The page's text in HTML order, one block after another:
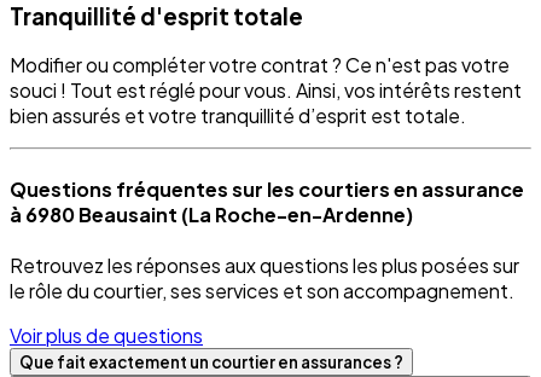
Tranquillité d'esprit totale
Modifier ou compléter votre contrat ? Ce n'est pas votre
souci ! Tout est réglé pour vous. Ainsi, vos intérêts restent
bien assurés et votre tranquillité d’esprit est totale.
Questions fréquentes sur les courtiers en assurance
à 6980 Beausaint (La Roche-en-Ardenne)
Retrouvez les réponses aux questions les plus posées sur
le rôle du courtier, ses services et son accompagnement.
Voir plus de questions
Que fait exactement un courtier en assurances ?